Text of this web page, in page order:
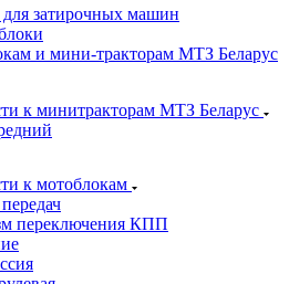
затирочных машин
и мини-тракторам МТЗ Беларус
к минитракторам МТЗ Беларус
к мотоблокам
переключения КПП